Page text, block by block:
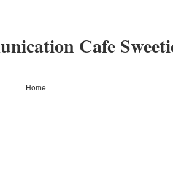
Cafe
Home